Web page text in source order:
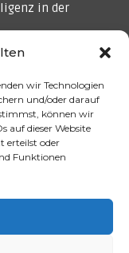
wir Technologien
und/oder darauf
können wir
auf dieser Website
erteilst oder
Funktionen
in der
Agenturen – Ein